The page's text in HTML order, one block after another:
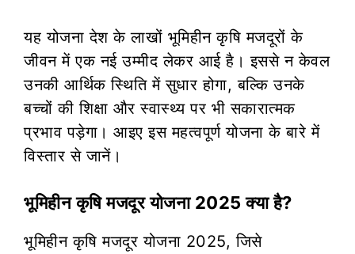
यह योजना देश के लाखों भूमिहीन कृषि मजदूरों के
जीवन में एक नई उम्मीद लेकर आई है। इससे न केवल
उनकी आर्थिक स्थिति में सुधार होगा, बल्कि उनके
बच्चों की शिक्षा और स्वास्थ्य पर भी सकारात्मक
प्रभाव पड़ेगा। आइए इस महत्वपूर्ण योजना के बारे में
विस्तार से जानें।
भूमिहीन कृषि मजदूर योजना 2025 क्या है?
भूमिहीन कृषि मजदूर योजना 2025, जिसे